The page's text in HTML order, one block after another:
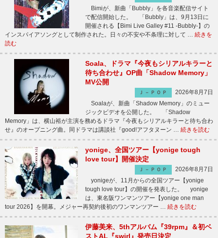
Bimiが、新曲「Bubbly」を各音楽配信サイト
で配信開始した。 「Bubbly」は、9月13日に
開催される【Bimi Live Galley #11 -Bubbly-】の
インスパイアソングとして制作された。日々の不安や不条理に対して … 続きを
読む
Soala、ドラマ『今夜もシリアルキラーと
待ち合わせ』OP曲「Shadow Memory」
MV公開
Ｊ－ＰＯＰ
2026年8月7日
Soalaが、新曲「Shadow Memory」のミュー
ジックビデオを公開した。 「Shadow
Memory」は、横山裕が主演を務めるドラマ『今夜もシリアルキラーと待ち合わ
せ』のオープニング曲。同ドラマは講談社『good!アフタヌーン … 続きを読む
yonige、全国ツアー【yonige tough
love tour】開催決定
Ｊ－ＰＯＰ
2026年8月7日
yonigeが、11月からの全国ツアー【yonige
tough love tour】の開催を発表した。 yonige
は、東名阪ワンマンツアー【yonige one man
tour 2026】を開幕。メジャー再契約後初のワンマンツアー … 続きを読む
伊藤美来、5thアルバム『39rpm』＆初ベ
ストAL『swirl』発売日決定